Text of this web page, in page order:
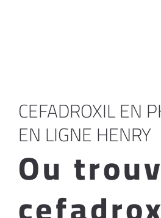
CEFADROXIL EN
EN LIGNE HENRY
Ou